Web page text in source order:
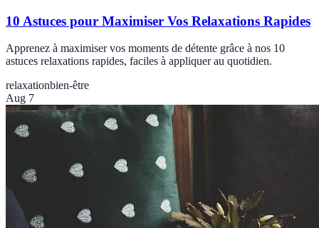
10 Astuces pour Maximiser Vos Relaxations Rapides
Apprenez à maximiser vos moments de détente grâce à nos 10
astuces relaxations rapides, faciles à appliquer au quotidien.
relaxationbien-être
Aug 7